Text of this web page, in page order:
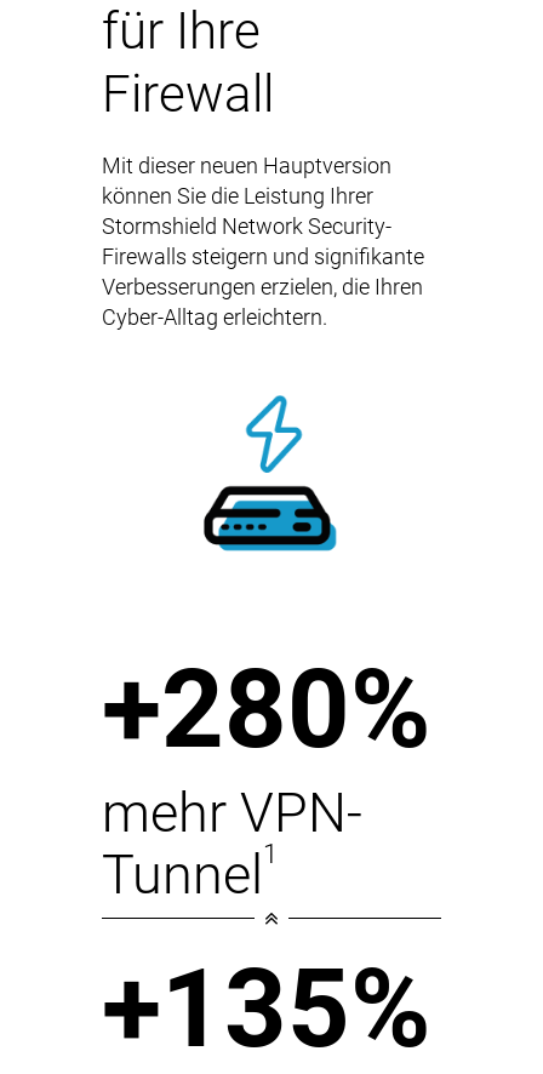
für Ihre
Firewall
Mit dieser neuen Hauptversion
können Sie die Leistung Ihrer
Stormshield Network Security-
Firewalls steigern und signifikante
Verbesserungen erzielen, die Ihren
Cyber-Alltag erleichtern.
+280%
mehr VPN-
Tunnel1
+135%